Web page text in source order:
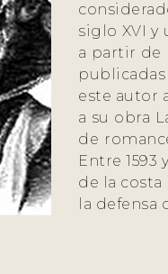
siglo XVI y
a partir de
este autor
a su obra
de
Entre
de la
la defensa